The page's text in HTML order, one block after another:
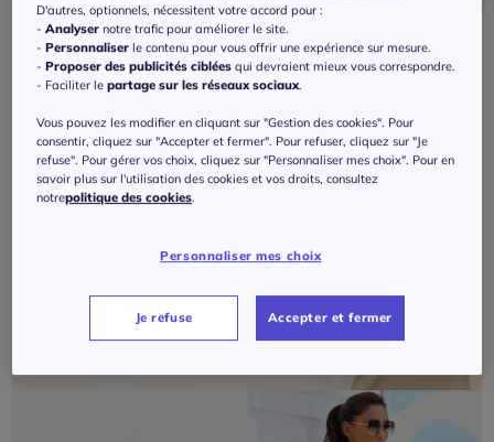
Bain Shorts T-shirts
D'autres, optionnels, nécessitent votre accord pour :
-Analyser notre trafic pour améliorer le site.
-Personnaliser le contenu pour vous offrir une expérience sur mesure.
-Proposer des publicités ciblées qui devraient mieux vous correspondre.
- Faciliter lepartage sur les réseaux sociaux
Vous pouvez les modifier en cliquant sur "Gestion des cookies". Pour
consentir, cliquez sur "Accepter et fermer". Pour refuser, cliquez sur "Je
refuse". Pour gérer vos choix, cliquez sur "Personnaliser mes choix". Pour en
savoir plus sur l'utilisation des cookies et vos droits, consultez
notrepolitique des cookies
Personnaliser mes choix
Je refuse Accepter et fermer